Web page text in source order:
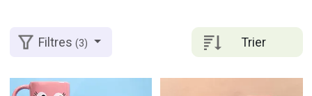
Trier
Filtres(3)